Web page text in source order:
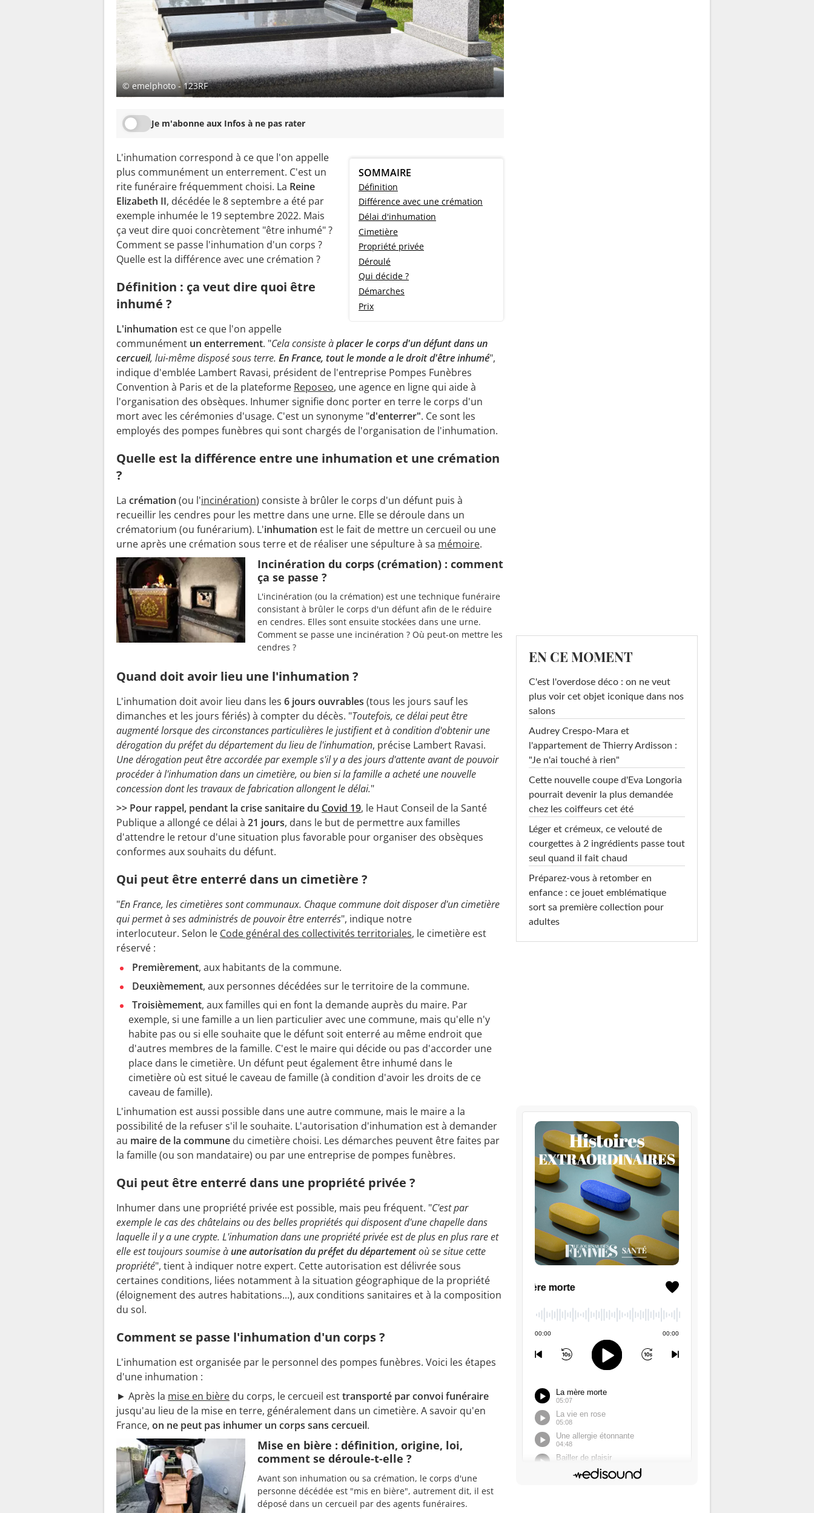
© emelphoto - 123RF
Je m'abonne aux Infos à ne pas rater
SOMMAIRE
Définition
Différence avec une crémation
Délai d'inhumation
Cimetière
Propriété privée
Déroulé
Qui décide ?
Démarches
Prix
L'inhumation correspond à ce que l'on appelle
plus communément un enterrement. C'est un
rite funéraire fréquemment choisi. La Reine
Elizabeth II, décédée le 8 septembre a été par
exemple inhumée le 19 septembre 2022. Mais
ça veut dire quoi concrètement "être inhumé" ?
Comment se passe l'inhumation d'un corps ?
Quelle est la différence avec une crémation ?
Définition : ça veut dire quoi être
inhumé ?
L'inhumation est ce que l'on appelle
communément un enterrement. "Cela consiste àplacer le corps d'un défunt dans un
cercueil, lui-même disposé sous terre. En France, tout le monde a le droit d'être inhumé",
indique d'emblée Lambert Ravasi, président de l'entreprise Pompes Funèbres
Convention à Paris et de la plateforme Reposeo, une agence en ligne qui aide à
l'organisation des obsèques. Inhumer signifie donc porter en terre le corps d'un
mort avec les cérémonies d'usage. C'est un synonyme "d'enterrer". Ce sont les
employés des pompes funèbres qui sont chargés de l'organisation de l'inhumation.
Quelle est la différence entre une inhumation et une crémation
?
La crémation (ou l'incinération) consiste à brûler le corps d'un défunt puis à
recueillir les cendres pour les mettre dans une urne. Elle se déroule dans un
crématorium (ou funérarium). L'inhumation est le fait de mettre un cercueil ou une
urne après une crémation sous terre et de réaliser une sépulture à sa mémoire.
Incinération du corps (crémation) : comment
ça se passe ?
L'incinération (ou la crémation) est une technique funéraire
consistant à brûler le corps d'un défunt afin de le réduire
en cendres. Elles sont ensuite stockées dans une urne.
Comment se passe une incinération ? Où peut-on mettre les
cendres ?
Quand doit avoir lieu une l'inhumation ?
L'inhumation doit avoir lieu dans les 6 jours ouvrables (tous les jours sauf les
dimanches et les jours fériés) à compter du décès. "Toutefois, ce délai peut être
augmenté lorsque des circonstances particulières le justifient et à condition d'obtenir une
dérogation du préfet du département du lieu de l'inhumation, précise Lambert Ravasi.
Une dérogation peut être accordée par exemple s'il y a des jours d'attente avant de pouvoir
procéder à l'inhumation dans un cimetière, ou bien si la famille a acheté une nouvelle
concession dont les travaux de fabrication allongent le délai."
>> Pour rappel, pendant la crise sanitaire du Covid 19, le Haut Conseil de la Santé
Publique a allongé ce délai à 21 jours, dans le but de permettre aux familles
d'attendre le retour d'une situation plus favorable pour organiser des obsèques
conformes aux souhaits du défunt.
Qui peut être enterré dans un cimetière ?
"En France, les cimetières sont communaux. Chaque commune doit disposer d'un cimetière
qui permet à ses administrés de pouvoir être enterrés", indique notre
interlocuteur. Selon le Code général des collectivités territoriales, le cimetière est
réservé :
Premièrement, aux habitants de la commune.
Deuxièmement, aux personnes décédées sur le territoire de la commune.
Troisièmement, aux familles qui en font la demande auprès du maire. Par
exemple, si une famille a un lien particulier avec une commune, mais qu'elle n'y
habite pas ou si elle souhaite que le défunt soit enterré au même endroit que
d'autres membres de la famille. C'est le maire qui décide ou pas d'accorder une
place dans le cimetière. Un défunt peut également être inhumé dans le
cimetière où est situé le caveau de famille (à condition d'avoir les droits de ce
caveau de famille).
L'inhumation est aussi possible dans une autre commune, mais le maire a la
possibilité de la refuser s'il le souhaite. L'autorisation d'inhumation est à demander
au maire de la commune du cimetière choisi. Les démarches peuvent être faites par
la famille (ou son mandataire) ou par une entreprise de pompes funèbres.
Qui peut être enterré dans une propriété privée ?
Inhumer dans une propriété privée est possible, mais peu fréquent. "C'est par
exemple le cas des châtelains ou des belles propriétés qui disposent d'une chapelle dans
laquelle il y a une crypte. L'inhumation dans une propriété privée est de plus en plus rare et
elle est toujours soumise à une autorisation du préfet du départementoù se situe cette
propriété", tient à indiquer notre expert. Cette autorisation est délivrée sous
certaines conditions, liées notamment à la situation géographique de la propriété
(éloignement des autres habitations...), aux conditions sanitaires et à la composition
du sol.
Comment se passe l'inhumation d'un corps ?
L'inhumation est organisée par le personnel des pompes funèbres. Voici les étapes
d'une inhumation :
► Après la mise en bière du corps, le cercueil esttransporté par convoi funéraire
jusqu'au lieu de la mise en terre, généralement dans un cimetière. A savoir qu'en
France, on ne peut pas inhumer un corps sans cercueil.
Mise en bière : définition, origine, loi,
comment se déroule-t-elle ?
Avant son inhumation ou sa crémation, le corps d'une
personne décédée est "mis en bière", autrement dit, il est
déposé dans un cercueil par des agents funéraires.
EN CE MOMENT
C'est l'overdose déco : on ne veut
plus voir cet objet iconique dans nos
salons
Audrey Crespo-Mara et
l'appartement de Thierry Ardisson :
"Je n'ai touché à rien"
Cette nouvelle coupe d'Eva Longoria
pourrait devenir la plus demandée
chez les coiffeurs cet été
Léger et crémeux, ce velouté de
courgettes à 2 ingrédients passe tout
seul quand il fait chaud
Préparez-vous à retomber en
enfance : ce jouet emblématique
sort sa première collection pour
adultes